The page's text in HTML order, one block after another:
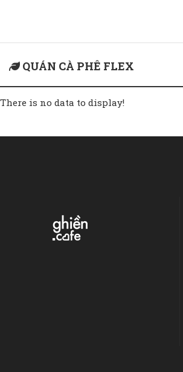
QUÁN CÀ PHÊ FLEX
There is no data to display!